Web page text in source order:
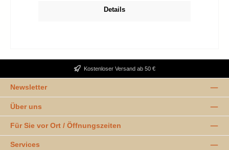
Details
Kostenloser Versand ab 50 €
Newsletter
Über uns
Für Sie vor Ort / Öffnungszeiten
Services